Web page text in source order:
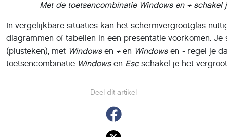
Deel dit artikel
Met de toetsencombinatie Windows en +
In vergelijkbare situaties kan het schermvergrootglas
diagrammen of tabellen in een presentatie voorkomen.
(plusteken), met Windows en +en Windowsen - regel je
toetsencombinatie Windowsen Escschakel je het